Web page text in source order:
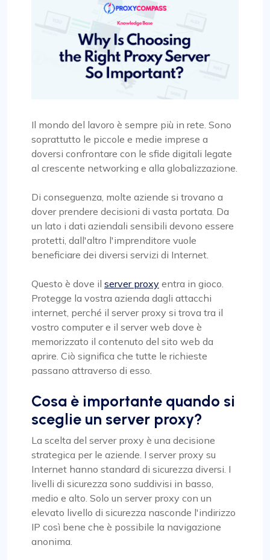
Il mondo del lavoro è sempre più in rete. Sono
soprattutto le piccole e medie imprese a
doversi confrontare con le sfide digitali legate
al crescente networking e alla globalizzazione.
Di conseguenza, molte aziende si trovano a
dover prendere decisioni di vasta portata. Da
un lato i dati aziendali sensibili devono essere
protetti, dall'altro l'imprenditore vuole
beneficiare dei diversi servizi di Internet.
Questo è dove il server proxy entra in gioco.
Protegge la vostra azienda dagli attacchi
internet, perché il server proxy si trova tra il
vostro computer e il server web dove è
memorizzato il contenuto del sito web da
aprire. Ciò significa che tutte le richieste
passano attraverso di esso.
Cosa è importante quando si
sceglie un server proxy?
La scelta del server proxy è una decisione
strategica per le aziende. I server proxy su
Internet hanno standard di sicurezza diversi. I
livelli di sicurezza sono suddivisi in basso,
medio e alto. Solo un server proxy con un
elevato livello di sicurezza nasconde l'indirizzo
IP così bene che è possibile la navigazione
anonima.